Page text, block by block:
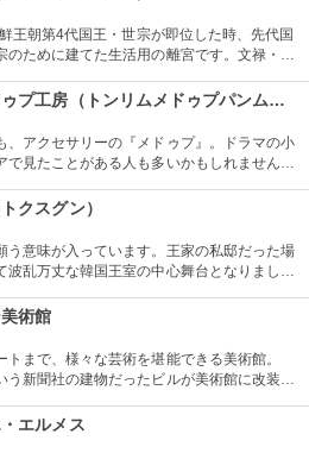
王朝第4代国王・世宗が即位した時、先代国
のために建てた生活用の離宮です。文禄・慶
の中にあり、鮮やかな赤い柱の建物が印象的
東琳メドゥプ工房（トンリムメドゥプパンムルグァン）
、アクセサリーの『メドゥプ』。ドラマの小
で見たことがある人も多いかもしれません
できます。見てたのしい、作って楽しい工房
クスグン）
う意味が入っています。王家の私邸だった場
波乱万丈な韓国王室の中心舞台となりまし
のスタイルがミックスされた面白い造りとな
術館
トまで、様々な芸術を堪能できる美術館。
う新聞社の建物だったビルが美術館に改装。
にたまには美術鑑賞の時間を取り入れてみる
。
エルメス